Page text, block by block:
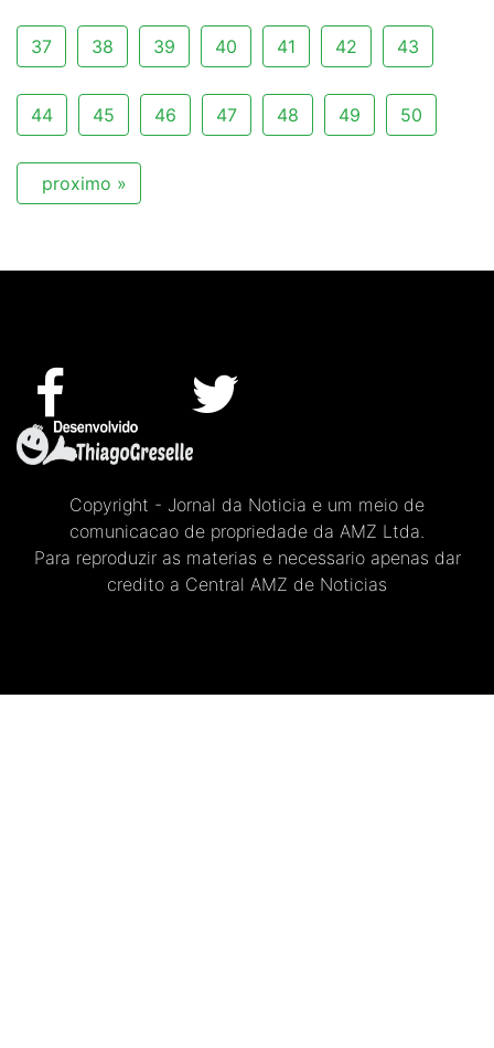
37 38 39 40 41 42 43
44 45 46 47 48 49 50
proximo »
Copyright - Jornal da Noticia e um meio de
comunicacao de propriedade da AMZ Ltda.
Para reproduzir as materias e necessario apenas dar
credito a Central AMZ de Noticias